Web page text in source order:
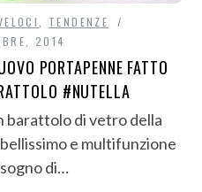
TENDENZE
2014
PORTAPENNE FATTO
#NUTELLA
barattolo di vetro della
e multifunzione
di…